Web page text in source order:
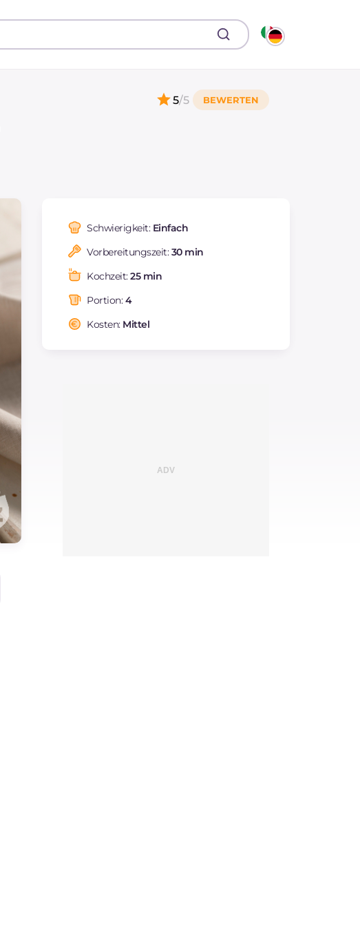
5/5
Schwierigkeit: Einfach
Vorbereitungszeit:30 min
Kochzeit:25 min
Portion:4
Kosten: Mittel